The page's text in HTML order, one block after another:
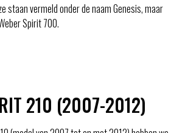
staan vermeld onder de naam Genesis, maar
Spirit 700.
210 (2007-2012)